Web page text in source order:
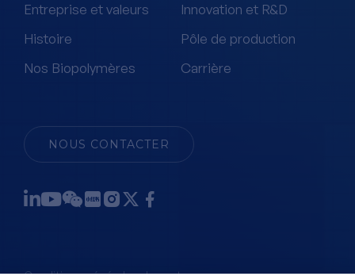
Entreprise et valeurs
Histoire
Nos Biopolymères
Innovation et R&D
Pôle de production
Carrière
NOUS CONTACTER
Conditions générales de vente